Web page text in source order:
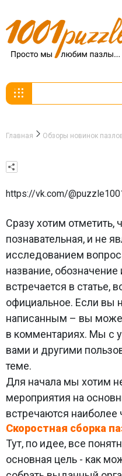
Главная Обзоры новинок
https://vk.com/
Сразу хотим отметить,
познавательная, и не
исследованием
название,
встречается в статье,
официальное. Если вы
написанным – вы
в комментариях. Мы с
вами и другими
теме.
Для начала мы хотим
мероприятия на
встречаются наиболее
Скоростная сборка
Тут, по идее, все
основная цель - как